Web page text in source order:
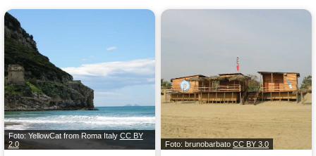
Foto: YellowCat from Roma Italy CC BY
2.0
Foto: brunobarbato CC BY 3.0